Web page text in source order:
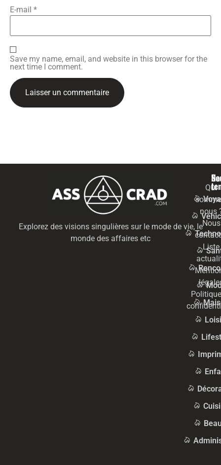
E-mail *
Save my name, email, and website in this browser for the
next time I comment.
Explorez des visions singulières sur le mode de vie, le
monde des affaires etc
Qui
nous
Nous
Liste